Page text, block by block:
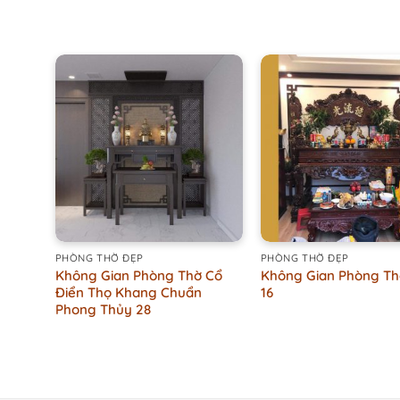
PHÒNG THỜ ĐẸP
Không Gian Phòng Thờ Cổ
Điển Thọ Khang Chuẩn
Phong Thủy 28
+
PHÒNG THỜ ĐẸP
Không Gian Phòng
16